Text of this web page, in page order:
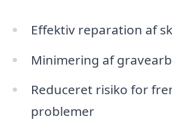
Effektiv reparation af
Minimering af
Reduceret risiko for
problemer